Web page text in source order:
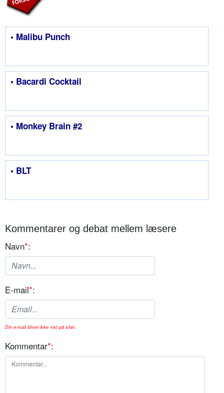
• Malibu Punch
• Bacardi Cocktail
• Monkey Brain #2
• BLT
Kommentarer og debat mellem læsere
Navn*:
E-mail*:
Din e-mail bliver ikke vist på sitet.
Kommentar*: